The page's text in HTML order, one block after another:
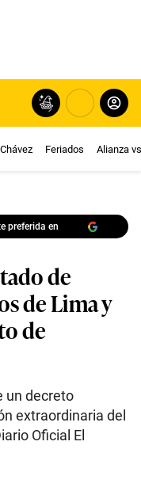
Feriados Alianza
preferida en
de
de Lima y
de
un decreto
extraordinaria del
Oficial El